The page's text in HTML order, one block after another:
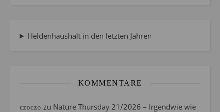
Heldenhaushalt in den letzten Jahren
KOMMENTARE
czoczo zu Nature Thursday 21/2026 – Irgendwie wie